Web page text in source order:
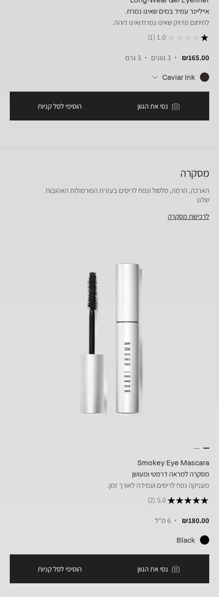
אייליינר עמיד במים שאינו נמרח.
לתיחום מדויק שאינו נמרח ואינו דוהה.
1.0
(1)
₪165.00 3 גוונים 3 גרם
Caviar Ink
נסי את הגוון הוסיפי לסל קניות
מסקרה
הארכה, הרמה, סלסול ונפח לריסים בעזרת הפורמולות האהובות
שלנו
לרכישת מסקרה
Smokey Eye Mascara
מסקרה למראה דרמטי ומעושן
מעניקה נפח לריסים ועמידה לאורך זמן.
5.0
(2)
₪180.00 6 מ"ל
Black
נסי את הגוון הוסיפי לסל קניות